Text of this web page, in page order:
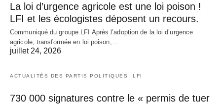
La loi d’urgence agricole est une loi poison !
LFI et les écologistes déposent un recours.
Communiqué du groupe LFI Après l’adoption de la loi d’urgence
agricole, transformée en loi poison,…
juillet 24, 2026
ACTUALITÉS DES PARTIS POLITIQUES LFI
730 000 signatures contre le « permis de tuer